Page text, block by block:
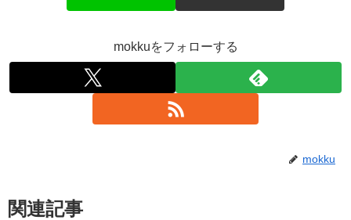
mokkuをフォローする
mokku
関連記事